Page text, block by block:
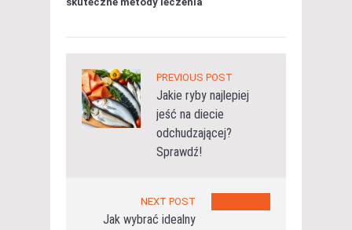
PREVIOUS POST
Jakie ryby najlepiej
jeść na diecie
odchudzającej?
Sprawdź!
NEXT POST
Jak wybrać idealny